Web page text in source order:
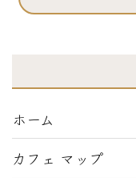
ホーム
カフェ マップ